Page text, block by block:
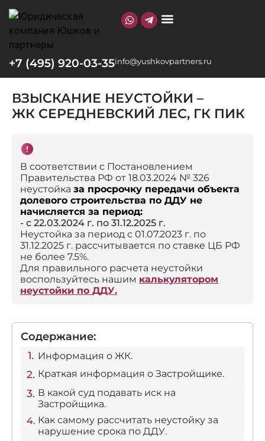
+7 (495) 920-03-35info@yushkovpartners.ru
ВЗЫСКАНИЕ НЕУСТОЙКИ –
ЖК СЕРЕДНЕВСКИЙ ЛЕС, ГК ПИК
В соответствии с Постановлением
Правительства РФ от 18.03.2024 № 326
неустойка за просрочку передачи объекта
долевого строительства по ДДУ не
начисляется за период:
- с 22.03.2024 г. по 31.12.2025 г.
Неустойка за период с 01.07.2023 г. по
31.12.2025 г. рассчитывается по ставке ЦБ РФ
не более 7.5%.
Для правильного расчета неустойки
воспользуйтесь нашим калькулятором
неустойки по ДДУ.
Содержание:
Информация о ЖК.
Краткая информация о Застройщике.
В какой суд подавать иск на
Застройщика.
Как самому рассчитать неустойку за
нарушение срока по ДДУ.